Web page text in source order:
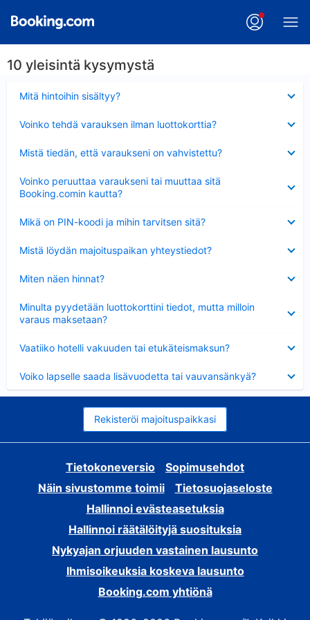
10 yleisintä kysymystä
Mitä hintoihin sisältyy?
Voinko tehdä varauksen ilman luottokorttia?
Mistä tiedän, että varaukseni on vahvistettu?
Voinko peruuttaa varaukseni tai muuttaa sitä
Booking.comin kautta?
Mikä on PIN-koodi ja mihin tarvitsen sitä?
Mistä löydän majoituspaikan yhteystiedot?
Miten näen hinnat?
Minulta pyydetään luottokorttini tiedot, mutta milloin
varaus maksetaan?
Vaatiiko hotelli vakuuden tai etukäteismaksun?
Voiko lapselle saada lisävuodetta tai vauvansänkyä?
Rekisteröi majoituspaikkasi
Tietokoneversio
Sopimusehdot
Näin sivustomme toimii
Tietosuojaseloste
Hallinnoi evästeasetuksia
Hallinnoi räätälöityjä suosituksia
Nykyajan orjuuden vastainen lausunto
Ihmisoikeuksia koskeva lausunto
Booking.com yhtiönä